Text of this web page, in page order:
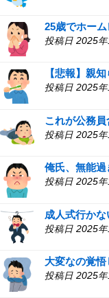
25歳でホー
投稿日 2025
【悲報】親
投稿日 2025
これが公務
投稿日 2025
俺氏、無能
投稿日 2025
成人式行か
投稿日 2025
大変なの覚
投稿日 2025